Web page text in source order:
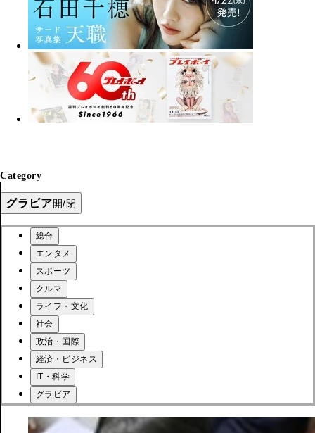
Category
グラビア開/閉
総合
エンタメ
スポーツ
クルマ
ライフ・文化
社会
政治・国際
経済・ビジネス
IT・科学
グラビア